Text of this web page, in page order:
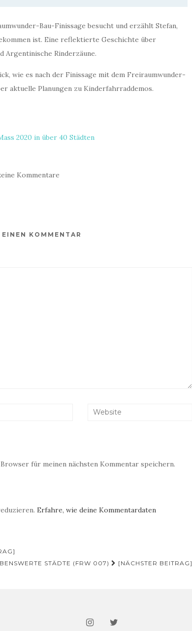
Bau-Finissage besucht und erzählt Stefan,
ist. Eine reflektierte Geschichte über
Argentinische Rinderzäune.
wie es nach der Finissage mit dem Freiraumwunder-
aktuelle Planungen zu Kinderfahrraddemos.
2020 in über 40 Städten
Kommentare
EINEN KOMMENTAR
für meinen nächsten Kommentar speichern.
Erfahre, wie deine Kommentardaten
STÄDTE (FRW 007)
[NÄCHSTER BEITRAG]